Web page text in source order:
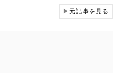
▶元記事を見る